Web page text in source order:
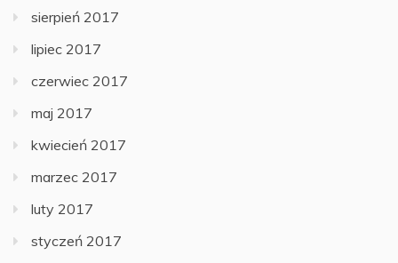
sierpień 2017
lipiec 2017
czerwiec 2017
maj 2017
kwiecień 2017
marzec 2017
luty 2017
styczeń 2017